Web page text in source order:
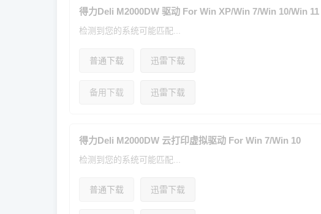
得力Deli M2000DW 驱动 For Win XP/Win 7/Win 10/Win 11
检测到您的系统可能匹配...
普通下载 迅雷下载
备用下载 迅雷下载
得力Deli M2000DW 云打印虚拟驱动 For Win 7/Win 10
检测到您的系统可能匹配...
普通下载 迅雷下载